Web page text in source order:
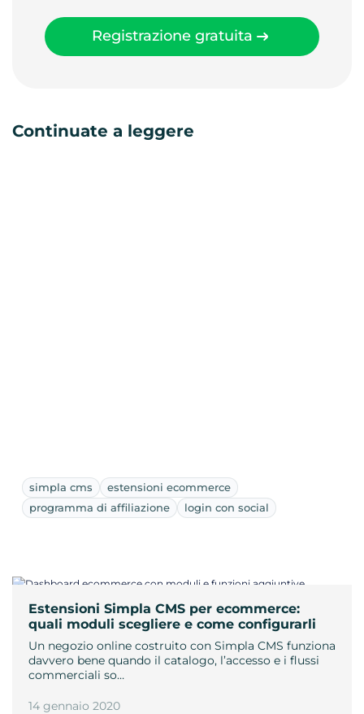
Registrazione gratuita
Continuate a leggere
simpla cms
estensioni ecommerce
programma di affiliazione
login con social
Estensioni Simpla CMS per ecommerce:
quali moduli scegliere e come configurarli
Un negozio online costruito con Simpla CMS funziona
davvero bene quando il catalogo, l’accesso e i flussi
commerciali so…
14 gennaio 2020